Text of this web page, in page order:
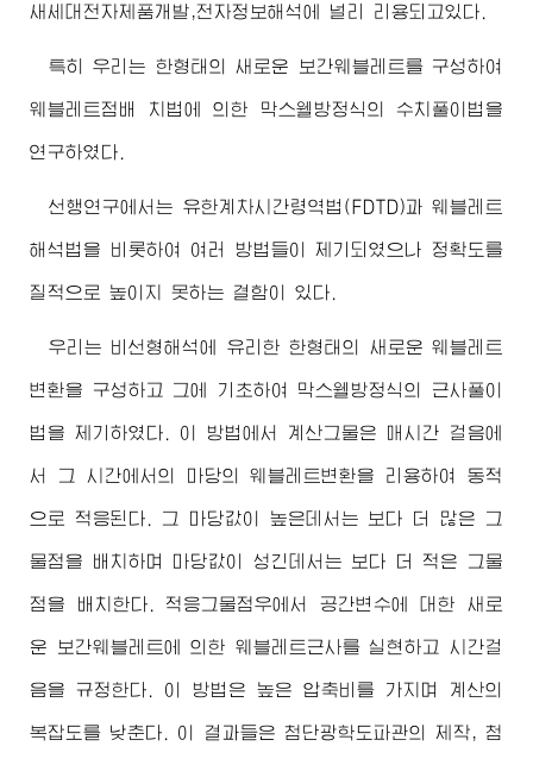
새세대전자제품개발,전자정보해석에 널리 리용되고있다.
특히 우리는 한형태의 새로운 보간웨블레트를 구성하여
웨블레트점배 치법에 의한 막스웰방정식의 수치풀이법을
연구하였다.
선행연구에서는 유한계차시간령역법(FDTD)과 웨블레트
해석법을 비롯하여 여러 방법들이 제기되였으나 정확도를
질적으로 높이지 못하는 결함이 있다.
우리는 비선형해석에 유리한 한형태의 새로운 웨블레트
변환을 구성하고 그에 기초하여 막스웰방정식의 근사풀이
법을 제기하였다. 이 방법에서 계산그물은 매시간 걸음에
서 그 시간에서의 마당의 웨블레트변환을 리용하여 동적
으로 적응된다. 그 마당값이 높은데서는 보다 더 많은 그
물점을 배치하며 마당값이 성긴데서는 보다 더 적은 그물
점을 배치한다. 적응그물점우에서 공간변수에 대한 새로
운 보간웨블레트에 의한 웨블레트근사를 실현하고 시간걸
음을 규정한다. 이 방법은 높은 압축비를 가지며 계산의
복잡도를 낮춘다. 이 결과들은 첨단광학도파관의 제작, 첨